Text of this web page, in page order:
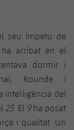
seu ímpetu de
arribat en el
dormir i
Kounde i
intel·ligència del
23. El 9ha posat
i qualitat. Un